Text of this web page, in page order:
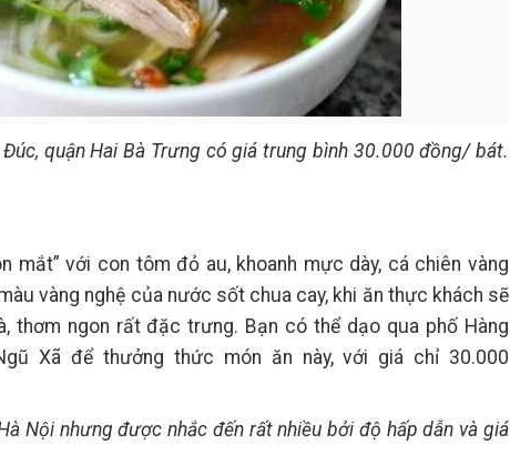
quận Hai Bà Trưng có giá trung bình 30.000 đồng/ bát.
mắt” với con tôm đỏ au, khoanh mực dày, cá chiên vàng
vàng nghệ của nước sốt chua cay, khi ăn thực khách sẽ
thơm ngon rất đặc trưng. Bạn có thể dạo qua phố Hàng
Xã để thưởng thức món ăn này, với giá chỉ 30.000
Nội nhưng được nhắc đến rất nhiều bởi độ hấp dẫn và giá